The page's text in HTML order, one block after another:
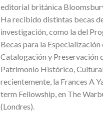
editorial británica
Ha recibido distintas becas
investigación, como la del
Becas para la Especialización
Catalogación y Preservación
Patrimonio Histórico,
recientemente, la Frances A
term Fellowship, en The
(Londres).